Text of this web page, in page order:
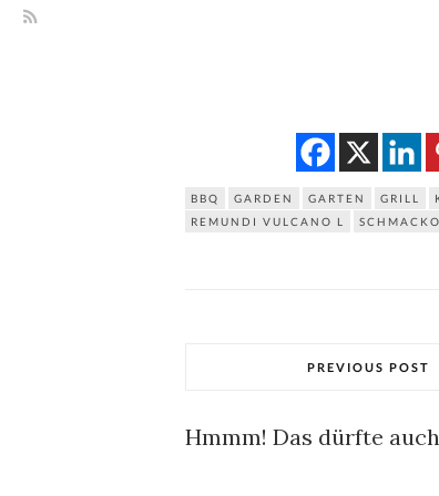
BBQ GARDEN GARTEN GRILL
REMUNDI VULCANO L
PREVIOUS POST
Hmmm! Das dürfte